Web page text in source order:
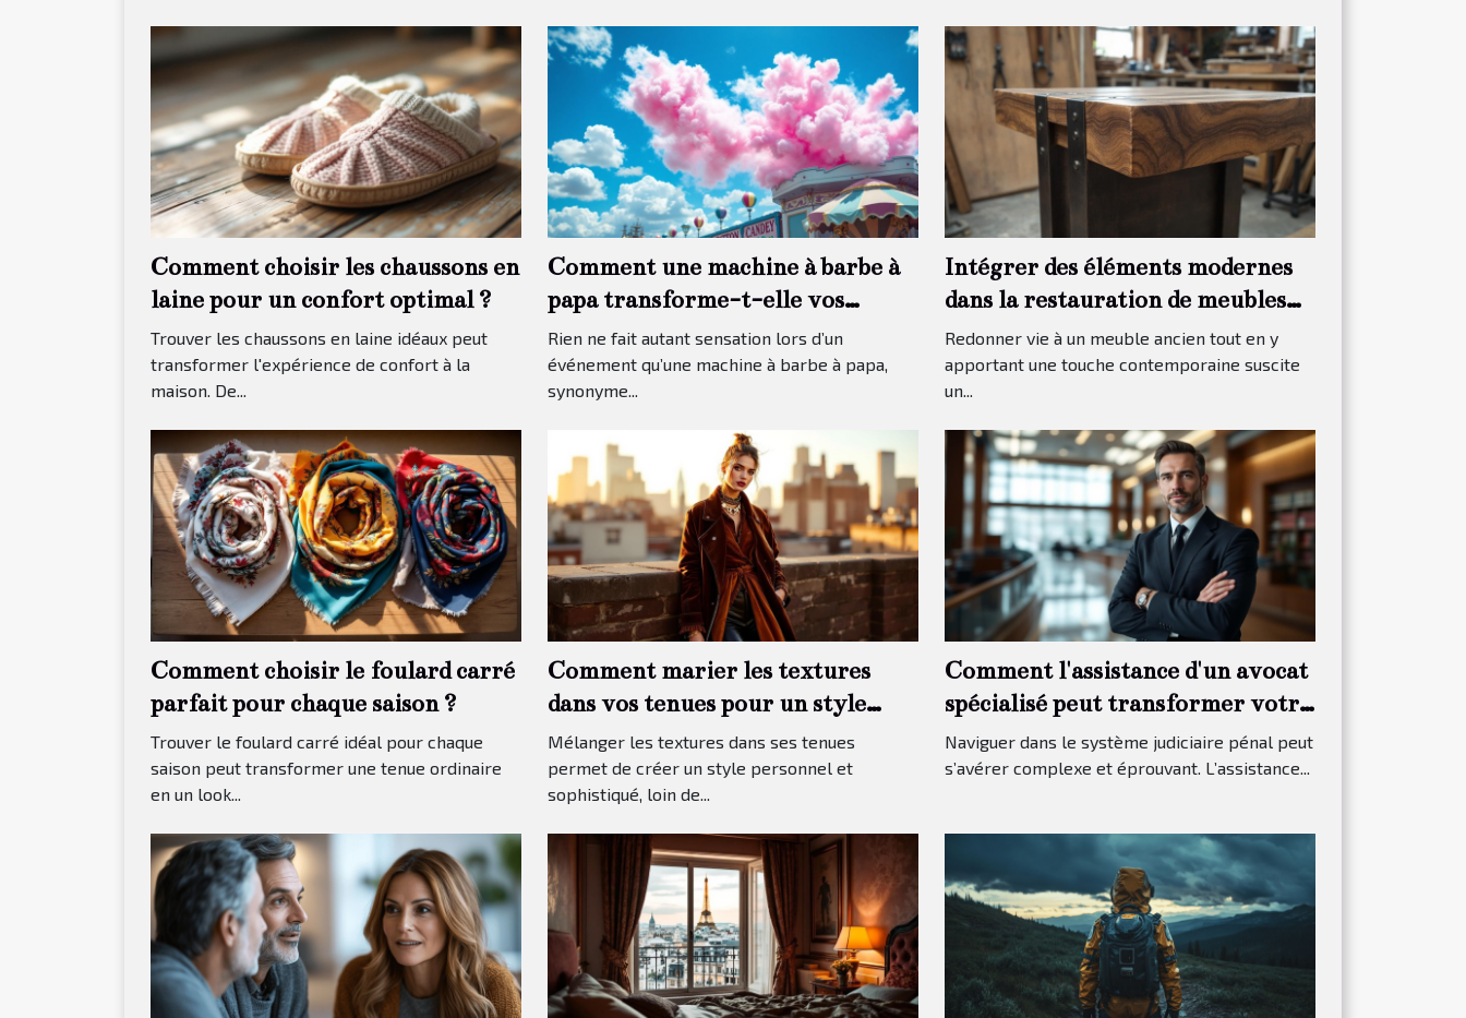
Comment choisir les chaussons en
laine pour un confort optimal ?
Trouver les chaussons en laine idéaux peut
transformer l'expérience de confort à la
maison. De...
Comment une machine à barbe à
papa transforme-t-elle vos
événements ?
Rien ne fait autant sensation lors d’un
événement qu’une machine à barbe à papa,
synonyme...
Intégrer des éléments modernes
dans la restauration de meubles
traditionnels
Redonner vie à un meuble ancien tout en y
apportant une touche contemporaine suscite
un...
Comment choisir le foulard carré
parfait pour chaque saison ?
Trouver le foulard carré idéal pour chaque
saison peut transformer une tenue ordinaire
en un look...
Comment marier les textures
dans vos tenues pour un style
unique ?
Mélanger les textures dans ses tenues
permet de créer un style personnel et
sophistiqué, loin de...
Comment l'assistance d'un avocat
spécialisé peut transformer votre
procès pénal ?
Naviguer dans le système judiciaire pénal peut
s’avérer complexe et éprouvant. L’assistance...